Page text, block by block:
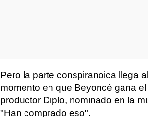
Pero la parte conspiranoica llega
momento en que Beyoncé gana
productor Diplo, nominado en la
"Han comprado eso".